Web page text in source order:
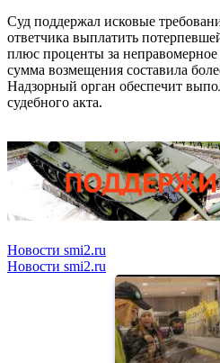
Суд поддержал исковые
ответчика выплатить
плюс проценты за неправомерное
сумма возмещения составила
Надзорный орган обеспечит
судебного акта.
Новости smi2.ru
Новости smi2.ru